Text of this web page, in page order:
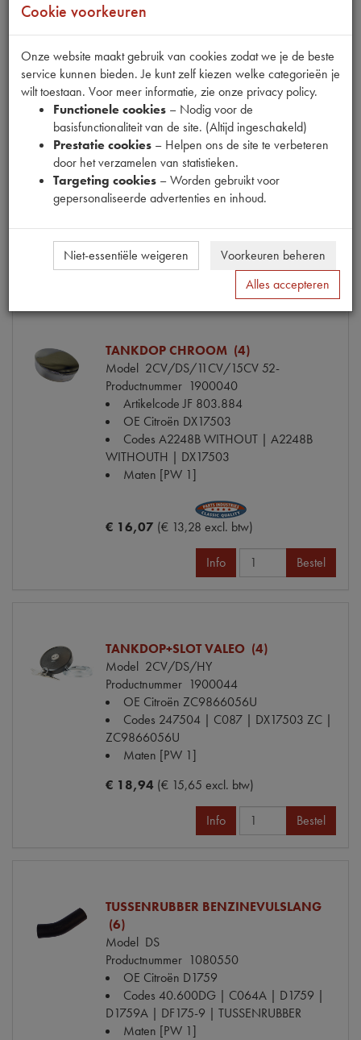
BENZ.TANKDOP AFSL. MET LOGO (4)
Model11CV/15CV 52- /HY/DS/2CV
Productnummer 1900038
Artikelcode JF 803.884-S
OE Citroën 803884S
Codes 803884S | P318
MatenO 55mm [PW 1]
€ 35,11(€ 29,02 excl. btw)
Info
Niet op voorraad
Mail ons
TANKDOP CHROOM (4)
Model 2CV/DS/11CV/15CV 52-
Productnummer 1900040
Artikelcode JF 803.884
OE Citroën DX17503
Codes A2248B WITHOUT | A2248B
WITHOUTH | DX17503
Maten [PW 1]
€ 16,07 (€ 13,28 excl. btw)
Info Bestel
TANKDOP+SLOT VALEO (4)
Model 2CV/DS/HY
Productnummer 1900044
OE Citroën ZC9866056U
Codes 247504 | C087 | DX17503 ZC |
ZC9866056U
Maten [PW 1]
€ 18,94 (€ 15,65 excl. btw)
Info Bestel
TUSSENRUBBER BENZINEVULSLANG
(6)
Model DS
Productnummer 1080550
OE Citroën D1759
Codes 40.600DG | C064A | D1759 |
D1759A | DF175-9 | TUSSENRUBBER
Maten [PW 1]
Cookie voorkeuren
Onze website maakt gebruik van cookies zodat we je de beste
service kunnen bieden. Je kunt zelf kiezen welke categorieën je
wilt toestaan. Voor meer informatie, zie onze privacy policy.
Functionele cookies – Nodig voor de
basisfunctionaliteit van de site. (Altijd ingeschakeld)
Prestatie cookies – Helpen ons de site te verbeteren
door het verzamelen van statistieken.
Targeting cookies – Worden gebruikt voor
gepersonaliseerde advertenties en inhoud.
Niet-essentiële weigeren
Voorkeuren beheren
Alles accepteren